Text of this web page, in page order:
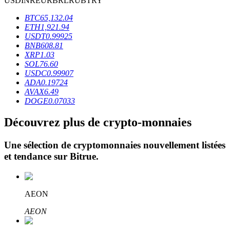
Blocages BTR
Des investissements exclusifs pour les détenteurs de BTR
Prêts
Service d'emprunt adossé à des cryptomonnaies
BTC65,132.04
ETH1,921.94
USDT0.99925
BNB608.81
XRP1.03
SOL76.60
USDC0.99907
ADA0.19724
AVAX6.49
DOGE0.07033
Découvrez plus de crypto-monnaies
Une sélection de cryptomonnaies nouvellement listées
et tendance sur Bitrue.
AEON
AEON